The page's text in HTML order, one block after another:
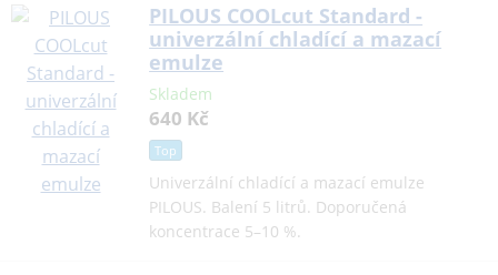
PILOUS COOLcut Standard -
univerzální chladící a mazací
emulze
Skladem
640 Kč
Top
Univerzální chladící a mazací emulze
PILOUS. Balení 5 litrů. Doporučená
koncentrace 5–10 %.